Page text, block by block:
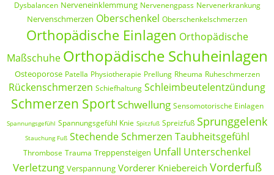
Dysbalancen Nerveneinklemmung Nervenengpass Nervenerkrankung
Nervenschmerzen Oberschenkel Oberschenkelschmerzen
Orthopädische Einlagen Orthopädische
Maßschuhe Orthopädische Schuheinlagen
Osteoporose Patella Physiotherapie Prellung Rheuma Ruheschmerzen
Rückenschmerzen Schiefhaltung Schleimbeutelentzündung
Schmerzen SportSchwellung Sensomotorische Einlagen
Spannungsgefühl Spannungsgefühl Knie Spitzfuß Spreizfuß Sprunggelenk
Stauchung Fuß Stechende Schmerzen Taubheitsgefühl
Thrombose Trauma Treppensteigen Unfall Unterschenkel
Verletzung Verspannung Vorderer Kniebereich Vorderfuß